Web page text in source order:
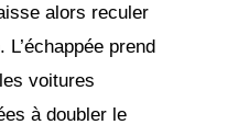
alors reculer
prend
voitures
à doubler le